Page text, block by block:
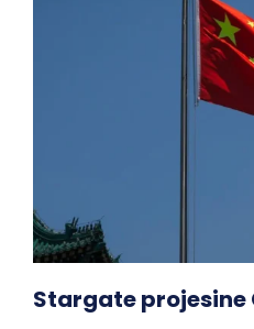
Stargate projesine